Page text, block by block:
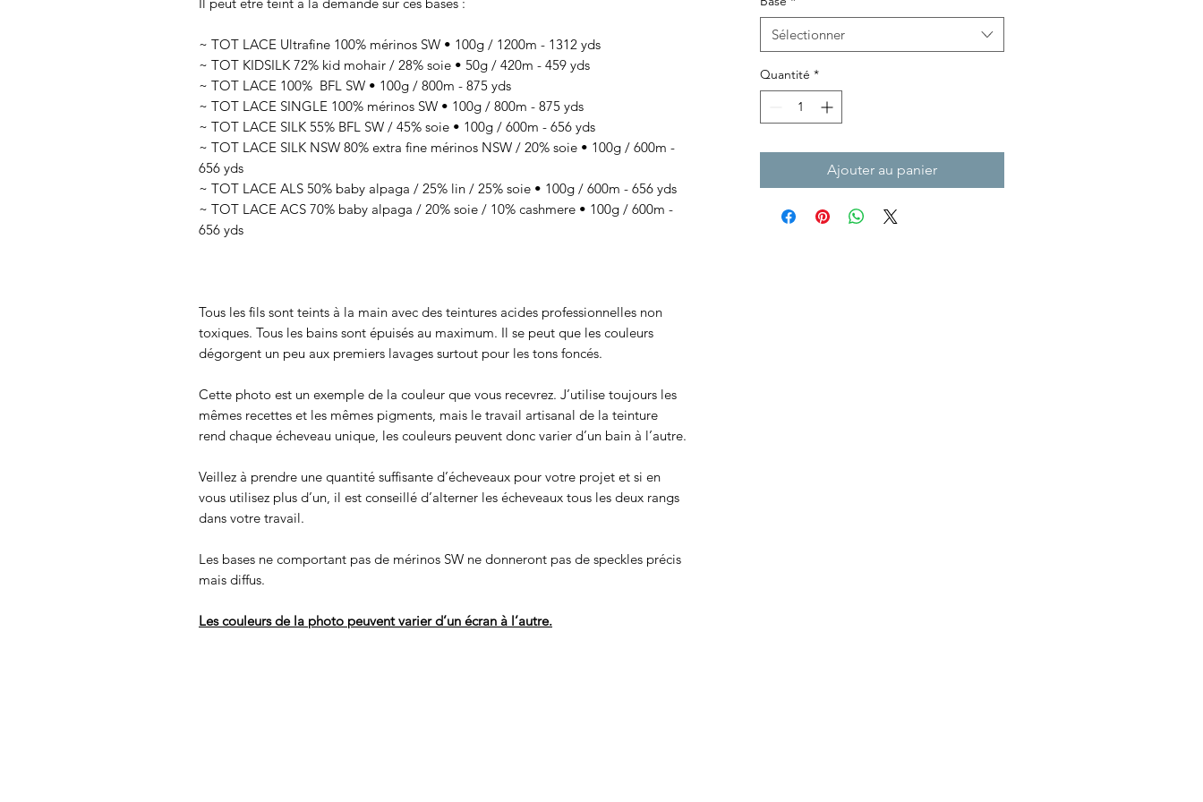
~ TOT LACE Ultrafine 100% mérinos SW • 100g / 1200m - 1312 yds
~ TOT KIDSILK 72% kid mohair / 28% soie • 50g / 420m - 459 yds
~ TOT LACE 100% BFL SW • 100g / 800m - 875 yds
~ TOT LACE SINGLE 100% mérinos SW • 100g / 800m - 875 yds
~ TOT LACE SILK 55% BFL SW / 45% soie • 100g / 600m - 656 yds
~ TOT LACE SILK NSW 80% extra fine mérinos NSW / 20% soie • 100g / 600m -
656 yds
~ TOT LACE ALS 50% baby alpaga / 25% lin / 25% soie • 100g / 600m - 656 yds
~ TOT LACE ACS 70% baby alpaga / 20% soie / 10% cashmere • 100g / 600m -
656 yds
Tous les fils sont teints à la main avec des teintures acides professionnelles non
toxiques. Tous les bains sont épuisés au maximum. Il se peut que les couleurs
dégorgent un peu aux premiers lavages surtout pour les tons foncés.
Cette photo est un exemple de la couleur que vous recevrez. J’utilise toujours les
mêmes recettes et les mêmes pigments, mais le travail artisanal de la teinture
rend chaque écheveau unique, les couleurs peuvent donc varier d’un bain à l’autre.
Veillez à prendre une quantité suffisante d’écheveaux pour votre projet et si en
vous utilisez plus d’un, il est conseillé d’alterner les écheveaux tous les deux rangs
dans votre travail.
Les bases ne comportant pas de mérinos SW ne donneront pas de speckles précis
mais diffus.
Les couleurs de la photo peuvent varier d’un écran à l’autre.
Sélectionner
Quantité *
Ajouter au panier